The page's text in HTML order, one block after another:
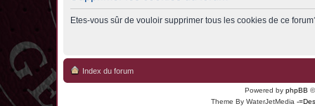
Etes-vous sûr de vouloir supprimer tous les cookies de ce
Index du forum
Powered by phpBB
Theme By WaterJetMedia -